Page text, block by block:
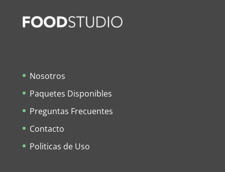
Nosotros
Paquetes Disponibles
Preguntas Frecuentes
Contacto
Politicas de Uso